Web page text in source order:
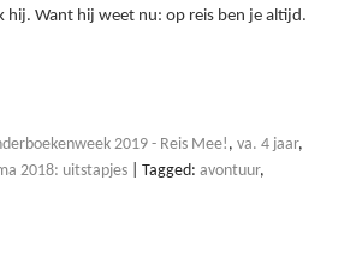
hij. Want hij weet nu: op reis ben je altijd.
2019 - Reis Mee!, va. 4 jaar,
2018: uitstapjes Tagged: avontuur,